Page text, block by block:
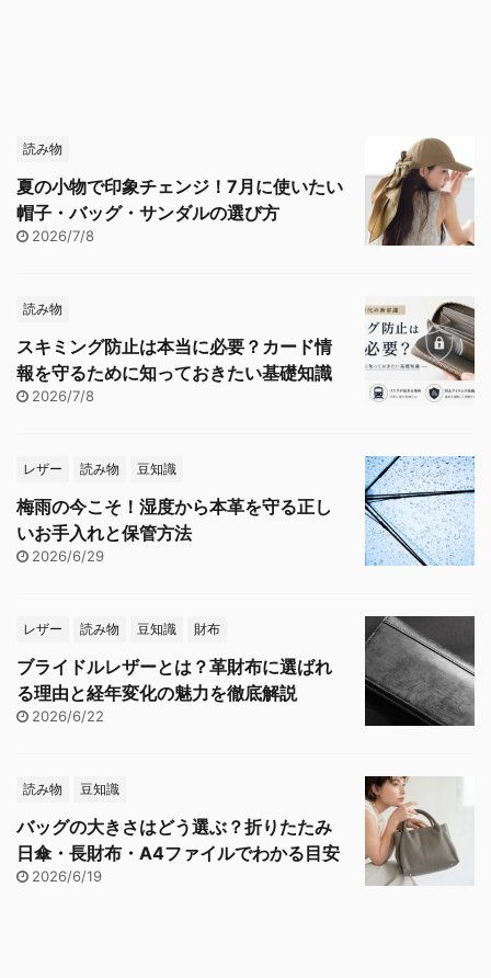
読み物
夏の小物で印象チェンジ！7月に使いたい
帽子・バッグ・サンダルの選び方
2026/7/8
読み物
スキミング防止は本当に必要？カード情
報を守るために知っておきたい基礎知識
2026/7/8
レザー 読み物 豆知識
梅雨の今こそ！湿度から本革を守る正し
いお手入れと保管方法
2026/6/29
レザー 読み物 豆知識 財布
ブライドルレザーとは？革財布に選ばれ
る理由と経年変化の魅力を徹底解説
2026/6/22
読み物 豆知識
バッグの大きさはどう選ぶ？折りたたみ
日傘・長財布・A4ファイルでわかる目安
2026/6/19